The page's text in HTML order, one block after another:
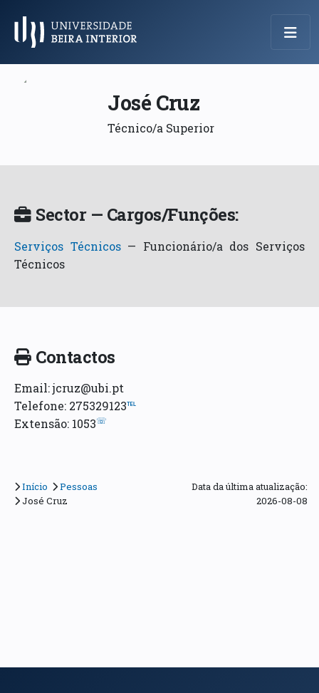
Menu Principal
José Cruz
Técnico/a Superior
Sector — Cargos/Funções:
Serviços Técnicos — Funcionário/a dos Serviços
Técnicos
Contactos
Email: jcruz@ubi.pt
Telefone: 275329123℡
Extensão: 1053☏
Início
Pessoas
José Cruz
Data da última atualização:
2026-08-08